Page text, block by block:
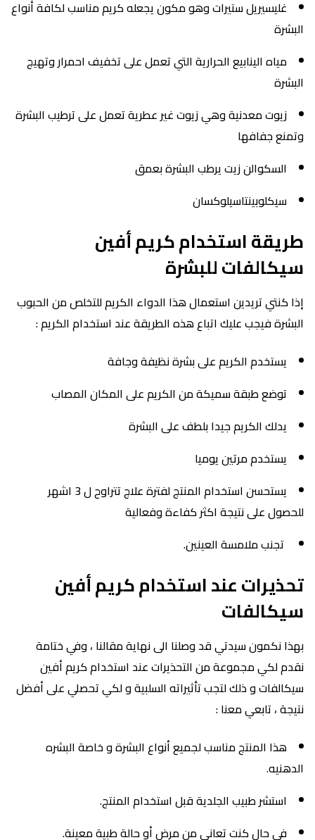
غليسيريل ستيرات وهو مكون يجعله كريم مناسب لكافة أنواع
البشرة
مياه الينابيع الحرارية التي تعمل على تخفيف احمرار وتهيج
البشرة
زيوت معدنية وهي زيوت غير عطرية تعمل على ترطيب البشرة
وتمنع جفافها
السكوالن زيت يرطب البشرة بعمق
سيكلوبينتاسيلوكسان
طريقة استخدام كريم أفين
سيكالفات للبشرة
إذا كنتي تريدين استعمال هذا الدواء الكريم للتخلص من الحبوب
البشرة فيجب عليك اتباع هذه الطريقة عند استخدام الكريم :
يستخدم الكريم على بشرة نظيفة وجافة
توضع طبقة سميكة من الكريم على المكان المصاب
يدلك الكريم جيدا بلطف على البشرة
يستخدم مرتين يوميا
يستحسن استخدام المنتج لفترة علاج تتراوح ل 3 اشهر
للحصول على نتيجة اكثر كفاءة وفعالية
تجنب ملامسة العينين.
تحذيرات عند استخدام كريم أفين
سيكالفات
بهذا نكمون سيدتي قد وصلنا الى نهاية مقالنا ، وفي ختامة
نقدم لكي مجموعة من التحذيرات عند استخدام كريم أفين
سيكالفات و ذلك لتجب تأثيراته السلبية و لكي تحصلي على أفضل
نتيجة ، تابعي معنا :
هذا المنتج مناسب لجميع أنواع البشرة و خاصة البشره
الدهنيه.
استشر طبيب الجلدية قبل استخدام المنتج.
في حال كنت تعاني من مرض أو حالة طبية معينة.